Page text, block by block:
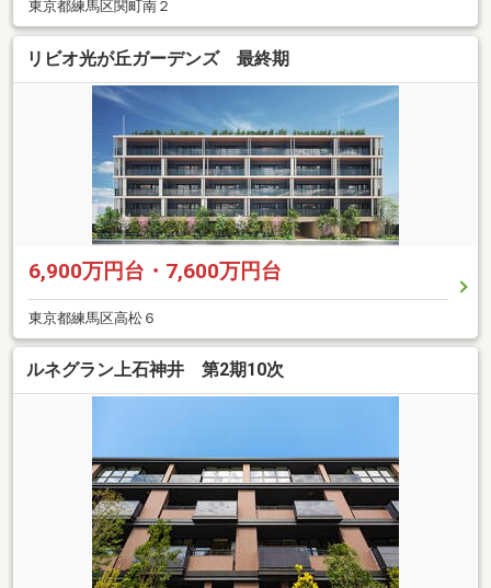
東京都練馬区関町南２
リビオ光が丘ガーデンズ 最終期
6,900万円台・7,600万円台
東京都練馬区高松６
ルネグラン上石神井 第2期10次